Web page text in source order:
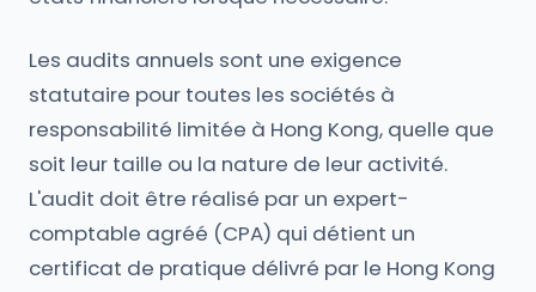
Les audits annuels sont une exigence
statutaire pour toutes les sociétés à
responsabilité limitée à Hong Kong, quelle que
soit leur taille ou la nature de leur activité.
L'audit doit être réalisé par un expert-
comptable agréé (CPA) qui détient un
certificat de pratique délivré par le Hong Kong